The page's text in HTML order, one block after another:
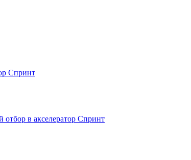
Спринт
в акселератор Спринт